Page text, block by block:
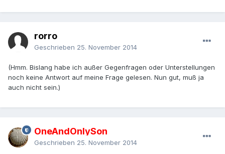
rorro
Geschrieben 25. November 2014
(Hmm. Bislang habe ich außer Gegenfragen oder Unterstellungen
noch keine Antwort auf meine Frage gelesen. Nun gut, muß ja
auch nicht sein.)
OneAndOnlySon
Geschrieben 25. November 2014